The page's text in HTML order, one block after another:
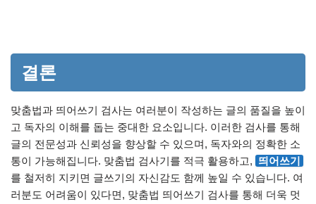
결론
맞춤법과 띄어쓰기 검사는 여러분이 작성하는 글의 품질을 높이
고 독자의 이해를 돕는 중대한 요소입니다. 이러한 검사를 통해
글의 전문성과 신뢰성을 향상할 수 있으며, 독자와의 정확한 소
통이 가능해집니다. 맞춤법 검사기를 적극 활용하고, 띄어쓰기
를 철저히 지키면 글쓰기의 자신감도 함께 높일 수 있습니다. 여
러분도 어려움이 있다면, 맞춤법 띄어쓰기 검사를 통해 더욱 멋